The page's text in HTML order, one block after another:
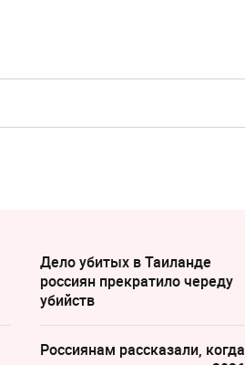
Дело убитых в Таиланде
россиян прекратило череду
убийств
Россиянам рассказали, когда